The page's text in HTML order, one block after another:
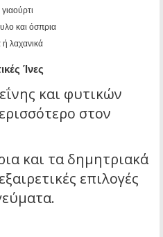
και όσπρια
λαχανικά
Ίνες
και φυτικών
στον
και τα δημητριακά
επιλογές